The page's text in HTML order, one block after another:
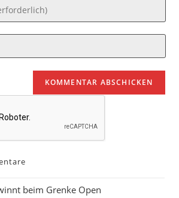
beim Grenke Open